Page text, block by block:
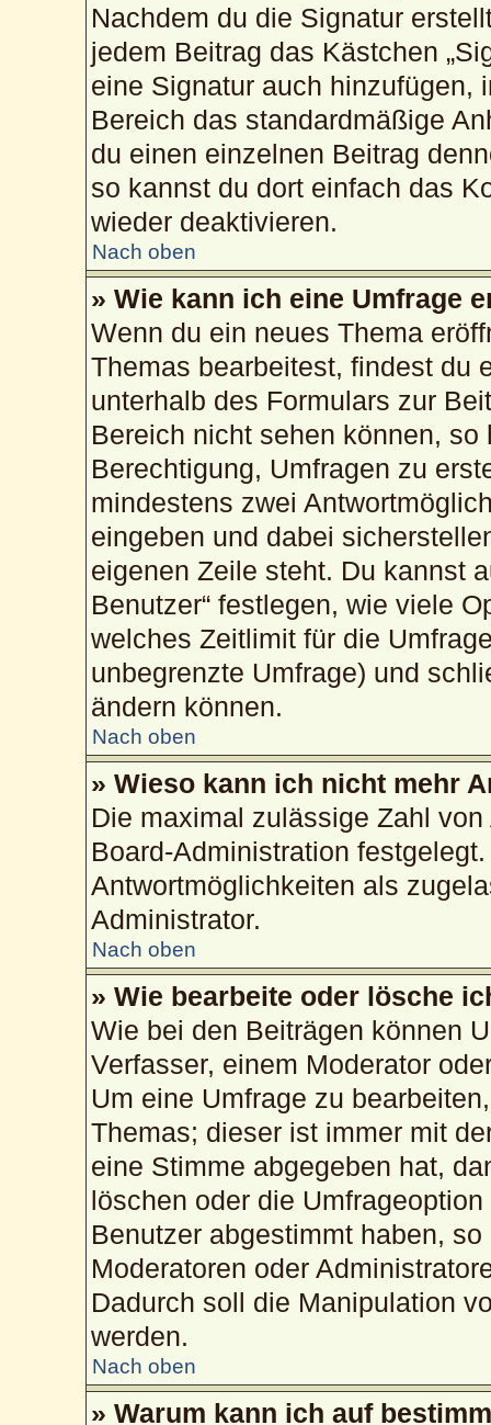
Nachdem du die Signatur
jedem Beitrag das Kästchen
eine Signatur auch hinzufügen,
Bereich das standardmäßige
du einen einzelnen Beitrag
so kannst du dort einfach das
wieder deaktivieren.
Nach oben
» Wie kann ich eine Umfrage
Wenn du ein neues Thema
Themas bearbeitest, findest du
unterhalb des Formulars zur
Bereich nicht sehen können,
Berechtigung, Umfragen zu
mindestens zwei
eingeben und dabei
eigenen Zeile steht. Du kannst
Benutzer“ festlegen, wie viele
welches Zeitlimit für die
unbegrenzte Umfrage) und
ändern können.
Nach oben
» Wieso kann ich nicht mehr
Die maximal zulässige Zahl
Board-Administration
Antwortmöglichkeiten als
Administrator.
Nach oben
» Wie bearbeite oder lösche
Wie bei den Beiträgen können
Verfasser, einem Moderator
Um eine Umfrage zu
Themas; dieser ist immer mit
eine Stimme abgegeben hat,
löschen oder die
Benutzer abgestimmt haben,
Moderatoren oder
Dadurch soll die Manipulation
werden.
Nach oben
» Warum kann ich auf